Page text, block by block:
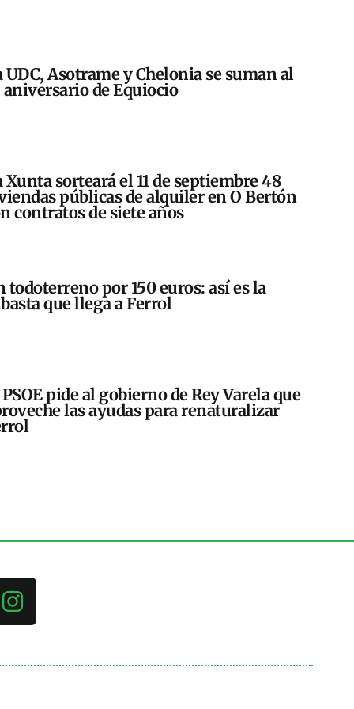
UDC, Asotrame y Chelonia se suman al
aniversario de Equiocio
Xunta sorteará el 11 de septiembre 48
públicas de alquiler en O Bertón
contratos de siete años
todoterreno por 150 euros: así es la
que llega a Ferrol
pide al gobierno de Rey Varela que
las ayudas para renaturalizar